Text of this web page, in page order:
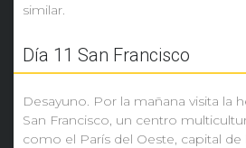
similar.
Día 11 San Francisco
Desayuno. Por la mañana visita la
San Francisco, un centro
como el París del Oeste, capital de